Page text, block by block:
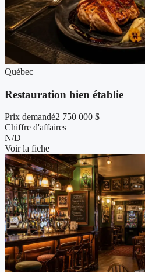
Québec
Restauration bien établie
Prix demandé2 750 000 $
Chiffre d'affaires
N/D
Voir la fiche